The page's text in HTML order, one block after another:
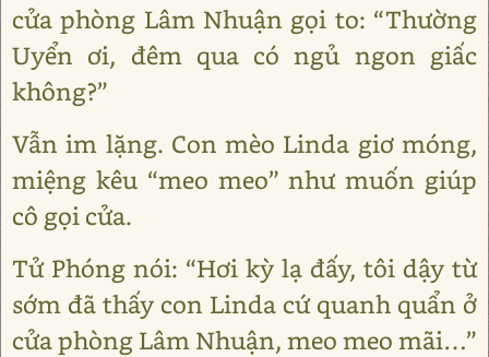
cửa phòng Lâm Nhuận gọi to: “Thường
Uyển ơi, đêm qua có ngủ ngon giấc
không?”
Vẫn im lặng. Con mèo Linda giơ móng,
miệng kêu “meo meo” như muốn giúp
cô gọi cửa.
Tử Phóng nói: “Hơi kỳ lạ đấy, tôi dậy từ
sớm đã thấy con Linda cứ quanh quẩn ở
cửa phòng Lâm Nhuận, meo meo mãi…”